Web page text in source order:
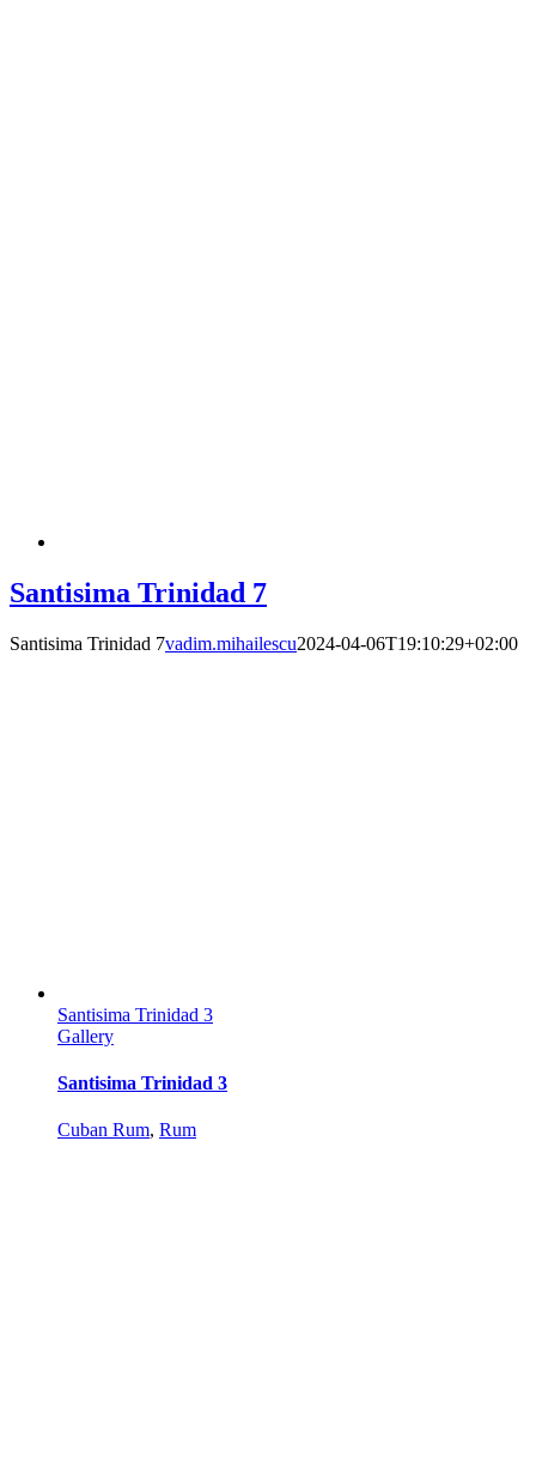
Santisima Trinidad 7
Santisima Trinidad 7vadim.mihailescu2024-04-06T19:10:29+02:00
Santisima Trinidad 3
Gallery
Santisima Trinidad 3
Cuban Rum, Rum